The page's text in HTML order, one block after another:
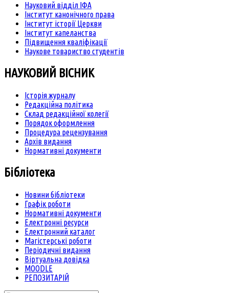
Науковий відділ ІФА
Інститут канонічного права
Інститут історії Церкви
Інститут капеланства
Підвищення кваліфікації
Наукове товариство студентів
НАУКОВИЙ ВІСНИК
Історія журналу
Редакційна політика
Склад редакційної колегії
Порядок оформлення
Процедура рецензування
Архів видання
Нормативні документи
Бібліотека
Новини бібліотеки
Графік роботи
Нормативні документи
Електронні ресурси
Електронний каталог
Магістерські роботи
Періодичні видання
Віртуальна довідка
MOODLE
РЕПОЗИТАРІЙ